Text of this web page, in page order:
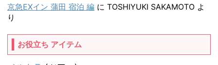
京急EXイン 蒲田 宿泊 編 に TOSHIYUKI SAKAMOTO よ
り
お役立ち アイテム